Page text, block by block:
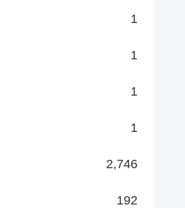
1
1
1
1
2,746
192